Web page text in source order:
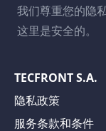
我们尊重您的隐
这里是安全的。
TECFRONT S.A.
隐私政策
服务条款和条件